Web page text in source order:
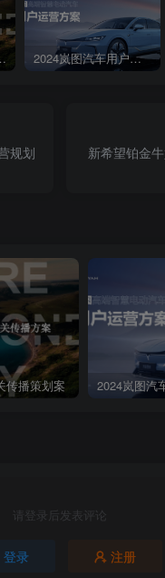
WHAT产品系列350 mIPET
播策划案 2024岚图汽车用户运营方案
规划
新希望铂金
传播策划案 2024岚图汽
请登录后发表评论
登录 注册